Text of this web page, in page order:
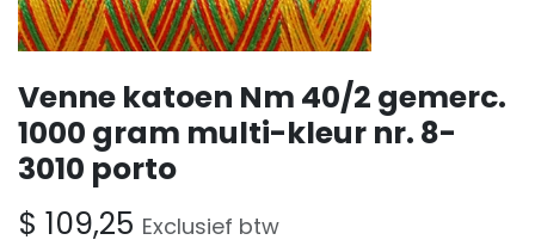
Venne katoen Nm 40/2 gemerc.
1000 gram multi-kleur nr. 8-
3010 porto
$ 109,25 Exclusief btw